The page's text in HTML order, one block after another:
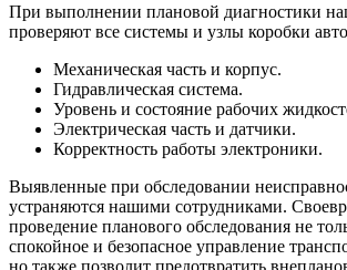
При выполнении плановой диагностики
проверяют все системы и узлы коробки
Механическая часть и корпус.
Гидравлическая система.
Уровень и состояние рабочих
Электрическая часть и датчики.
Корректность работы электроники.
Выявленные при обследовании
устраняются нашими сотрудниками.
проведение планового обследования не
спокойное и безопасное управление
но также позволит предотвратить